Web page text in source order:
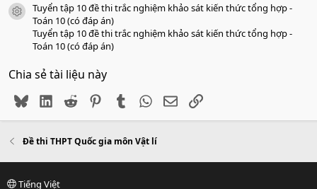
icon tài liệu
Tuyển tập 10 đề thi trắc nghiệm khảo sát kiến thức tổng hợp -
Toán 10 (có đáp án)
Tuyển tập 10 đề thi trắc nghiệm khảo sát kiến thức tổng hợp -
Toán 10 (có đáp án)
Chia sẻ tài liệu này
BlueskyLinkedIn
Reddit PinterestTumblr WhatsApp
EmailLink
Đề thi THPT Quốc gia môn Vật lí
Tiếng Việt